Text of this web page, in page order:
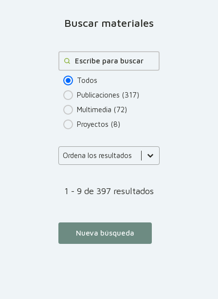
Buscar materiales
Buscar
Todos
Publicaciones (317)
Multimedia (72)
Proyectos (8)
Product Order
Ordena los resultados
Product Order
1 - 9 de 397 resultados
Nueva búsqueda